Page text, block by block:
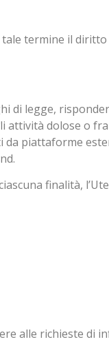
termine il diritto
di legge,
attività dolose o
da piattaforme
finalità,
alle richieste di